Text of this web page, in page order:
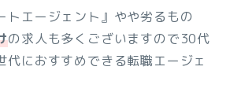
トエージェント』やや劣るもの
の求人も多くございますので30代
代におすすめできる転職エージェ